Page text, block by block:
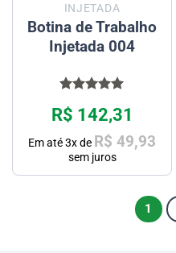
INJETADA
Botina de Trabalho
Injetada 004
5.00 de 5
R$ 142,31
Em até3x de R$ 49,93
sem juros
1